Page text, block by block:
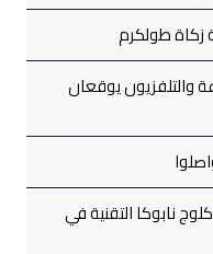
زكاة طولكرم
والتلفزيون يوقعان
نابوكا التقنية في